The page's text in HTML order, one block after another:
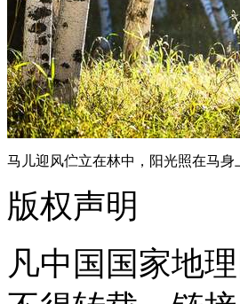
马儿迎风伫立在林中，阳光照在马身
版权声明
凡中国国家地